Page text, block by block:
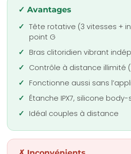
✓ Avantages
Tête rotative (3 vitesses +
point G
Bras clitoridien vibrant
Contrôle à distance illimité
Fonctionne aussi sans
Étanche IPX7, silicone
Idéal couples à distance